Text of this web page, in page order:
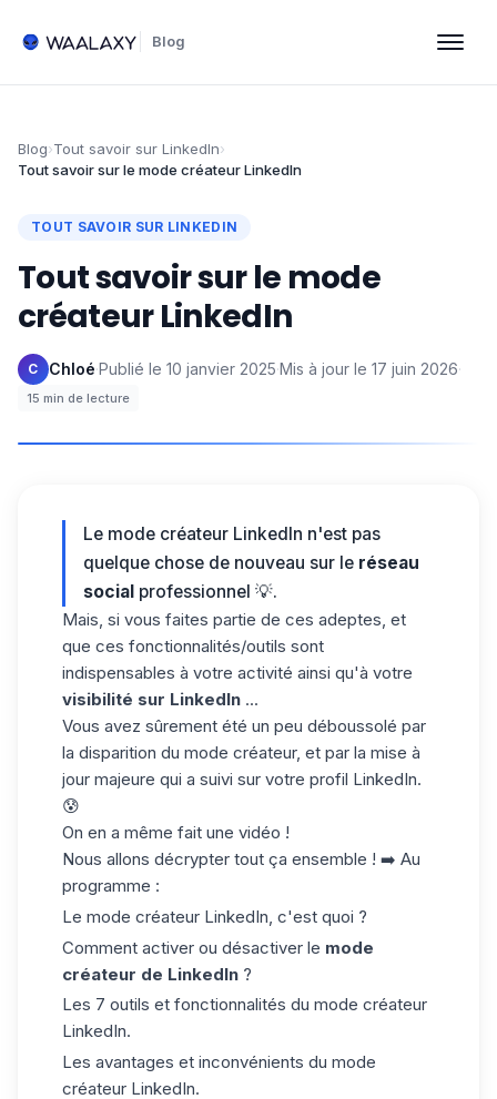
Blog
Blog›Tout savoir sur LinkedIn›
Tout savoir sur le mode créateur LinkedIn
TOUT SAVOIR SUR LINKEDIN
Tout savoir sur le mode
créateur LinkedIn
C Chloé·Publié le 10 janvier 2025·Mis à jour le 17 juin 2026·
15 min de lecture
Le mode créateur LinkedIn n'est pas
quelque chose de nouveau sur le réseau
social professionnel 💡.
Mais, si vous faites partie de ces adeptes, et
que ces fonctionnalités/outils sont
indispensables à votre activité ainsi qu'à votre
visibilité sur LinkedIn ...
Vous avez sûrement été un peu déboussolé par
la disparition du mode créateur, et par la mise à
jour majeure qui a suivi sur votre profil LinkedIn.
😰
On en a même fait une vidéo !
Nous allons décrypter tout ça ensemble ! ➡️ Au
programme :
Le mode créateur LinkedIn, c'est quoi ?
Comment activer ou désactiver le mode
créateur de LinkedIn ?
Les 7 outils et fonctionnalités du mode créateur
LinkedIn.
Les avantages et inconvénients du mode
créateur LinkedIn.